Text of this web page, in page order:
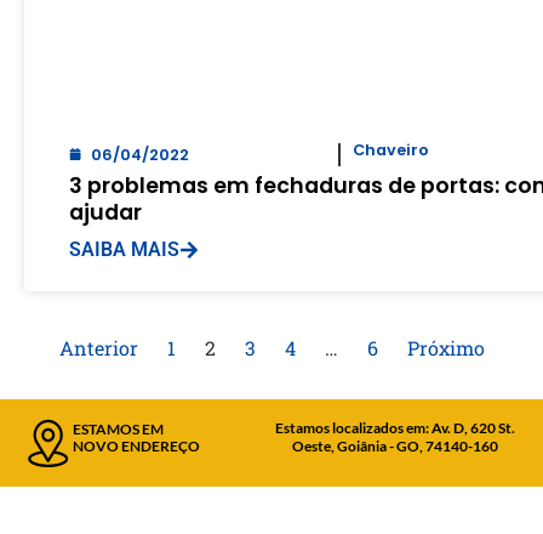
06/04/2022 Chaveiro
3 problemas em fechaduras de portas:
ajudar
SAIBA MAIS
Anterior 1 2 3 4 … 6 Próximo
ESTAMOS EM
NOVO ENDEREÇO
Estamos localizados em: Av. D, 620 St.
Oeste, Goiânia - GO, 74140-160